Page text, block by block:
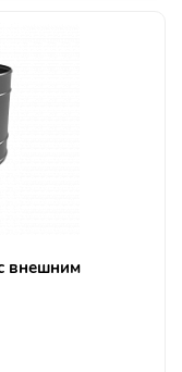
внешним